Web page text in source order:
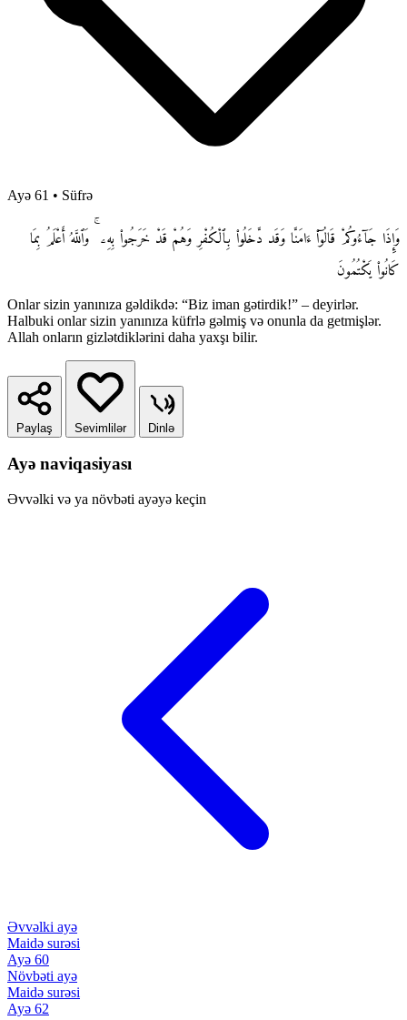
Ayə 61 • Süfrə
وَإِذَا جَآءُوكُمْ قَالُوٓا۟ ءَامَنَّا وَقَد دَّخَلُوا۟ بِٱلْكُفْرِ وَهُمْ قَدْ خَرَجُوا۟ بِهِۦ ۚ وَٱللَّهُ أَعْلَمُ بِمَا
كَانُوا۟ يَكْتُمُونَ
Onlar sizin yanınıza gəldikdə: “Biz iman gətirdik!” – deyirlər.
Halbuki onlar sizin yanınıza küfrlə gəlmiş və onunla da getmişlər.
Allah onların gizlətdiklərini daha yaxşı bilir.
Paylaş Sevimlilər Dinlə
Ayə naviqasiyası
Əvvəlki və ya növbəti ayəyə keçin
Əvvəlki ayə
Maidə surəsi
Ayə 60
Növbəti ayə
Maidə surəsi
Ayə 62